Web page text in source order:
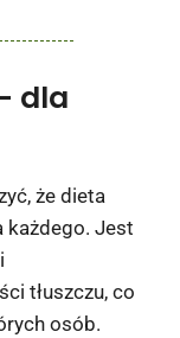
dla
że dieta
każdego. Jest
tłuszczu, co
osób.